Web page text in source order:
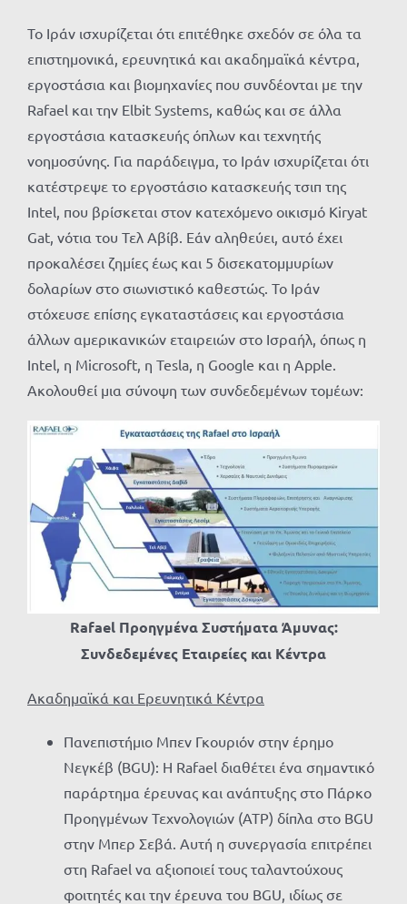
Το Ιράν ισχυρίζεται ότι επιτέθηκε σχεδόν σε όλα τα
επιστημονικά, ερευνητικά και ακαδημαϊκά κέντρα,
εργοστάσια και βιομηχανίες που συνδέονται με την
Rafael και την Elbit Systems, καθώς και σε άλλα
εργοστάσια κατασκευής όπλων και τεχνητής
νοημοσύνης. Για παράδειγμα, το Ιράν ισχυρίζεται ότι
κατέστρεψε το εργοστάσιο κατασκευής τσιπ της
Intel, που βρίσκεται στον κατεχόμενο οικισμό Kiryat
Gat, νότια του Τελ Αβίβ. Εάν αληθεύει, αυτό έχει
προκαλέσει ζημίες έως και 5 δισεκατομμυρίων
δολαρίων στο σιωνιστικό καθεστώς. Το Ιράν
στόχευσε επίσης εγκαταστάσεις και εργοστάσια
άλλων αμερικανικών εταιρειών στο Ισραήλ, όπως η
Intel, η Microsoft, η Tesla, η Google και η Apple.
Ακολουθεί μια σύνοψη των συνδεδεμένων τομέων:
Rafael Προηγμένα Συστήματα Άμυνας:
Συνδεδεμένες Εταιρείες και Κέντρα
Ακαδημαϊκά και Ερευνητικά Κέντρα
Πανεπιστήμιο Μπεν Γκουριόν στην έρημο
Νεγκέβ (BGU): Η Rafael διαθέτει ένα σημαντικό
παράρτημα έρευνας και ανάπτυξης στο Πάρκο
Προηγμένων Τεχνολογιών (ATP) δίπλα στο BGU
στην Μπερ Σεβά. Αυτή η συνεργασία επιτρέπει
στη Rafael να αξιοποιεί τους ταλαντούχους
φοιτητές και την έρευνα του BGU, ιδίως σε